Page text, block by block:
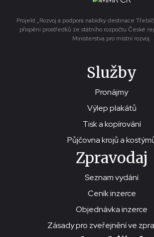
Projekt „Rozvoj a podpora nabídky destinace
přispění prostředků ze státního rozpočtu České
Ministerstva pro místní rozvoj.
Služby
Pronájmy
Výlep plakátů
Tisk a kopírování
Půjčovna krojů a
Zpravodaj
Seznam vydání
Ceník inzerce
Objednávka inzerce
Zásady pro zveřejnění ve